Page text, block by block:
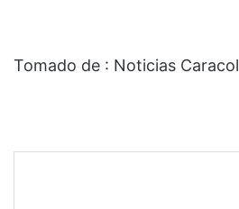
Tomado de : Noticias Caracol